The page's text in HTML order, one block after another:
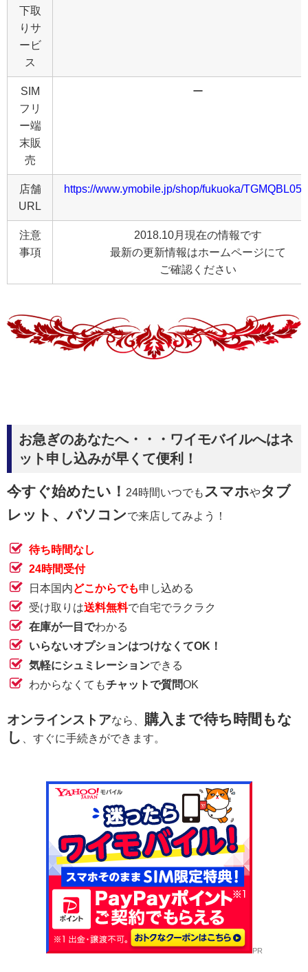
下取
りサ
ービ
ス
SIM
フリ
ー端
末販
売
ー
店舗
URL
https://www.ymobile.jp/shop/fukuoka/
注意
事項
2018.10月現在の情報です
最新の更新情報はホームページにて
ご確認ください
お急ぎのあなたへ・・・ワイモバイルへはネ
ット申し込みが早くて便利！
今すぐ始めたい！ 24時間いつでもスマホやタブ
レット、パソコンで来店してみよう！
待ち時間なし
24時間受付
日本国内どこからでも申し込める
受け取りは送料無料で自宅でラクラク
在庫が一目でわかる
いらないオプションはつけなくてOK！
気軽にシュミレーションできる
わからなくてもチャットで質問OK
オンラインストアなら、 購入まで待ち時間もな
し
、すぐに手続きができます。
PR